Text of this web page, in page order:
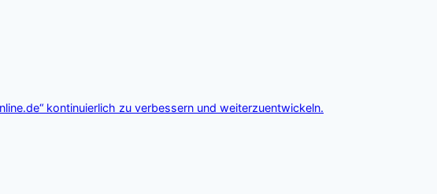
kontinuierlich zu verbessern und weiterzuentwickeln.